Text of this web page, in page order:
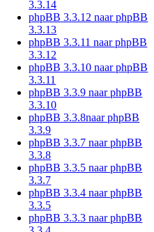
3.3.14
phpBB 3.3.12 naar phpBB
3.3.13
phpBB 3.3.11 naar phpBB
3.3.12
phpBB 3.3.10 naar phpBB
3.3.11
phpBB 3.3.9 naar phpBB
3.3.10
phpBB 3.3.8naar phpBB
3.3.9
phpBB 3.3.7 naar phpBB
3.3.8
phpBB 3.3.5 naar phpBB
3.3.7
phpBB 3.3.4 naar phpBB
3.3.5
phpBB 3.3.3 naar phpBB